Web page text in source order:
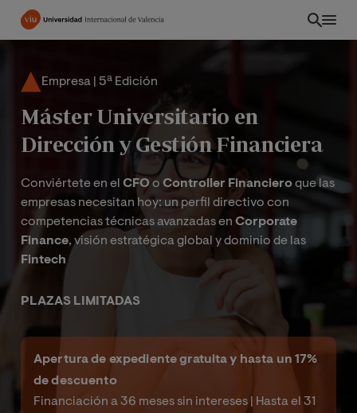
Pasar
ES
Empresa | 5ª Edición
Máster Universitario en
Dirección y Gestión Financiera
Conviértete en el CFOo Controller Financieroque las
empresas necesitan hoy: un perfil directivo con
competencias técnicas avanzadas en Corporate
Finance, visión estratégica global y dominio de las
Fintech
PLAZAS LIMITADAS
Apertura de expediente gratuita y hasta un 17%
de descuento
Financiación a 36 meses sin intereses | Hasta el 31